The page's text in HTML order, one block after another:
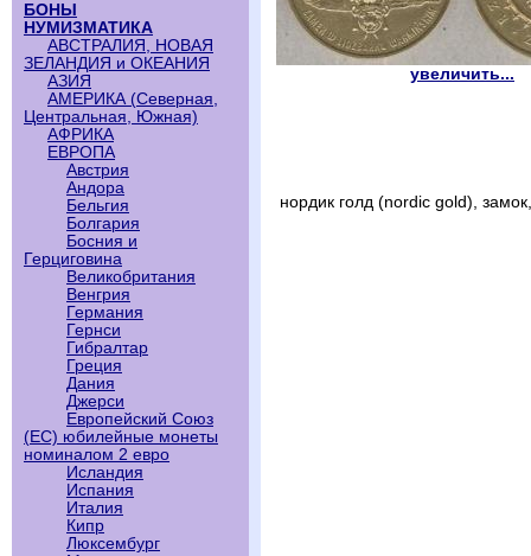
БОНЫ
НУМИЗМАТИКА
АВСТРАЛИЯ, НОВАЯ
ЗЕЛАНДИЯ и ОКЕАНИЯ
АЗИЯ
АМЕРИКА (Северная,
Центральная, Южная)
АФРИКА
ЕВРОПА
Австрия
Андора
Бельгия
Болгария
Босния и
Герциговина
Великобритания
Венгрия
Германия
Гернси
Гибралтар
Греция
Дания
Джерси
Европейский Союз
(ЕС) юбилейные монеты
номиналом 2 евро
Исландия
Испания
Италия
Кипр
Люксембург
увеличить...
нордик голд (nordic gold),